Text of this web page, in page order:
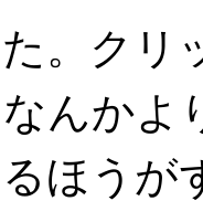
。クリ
んかよ
ほうが